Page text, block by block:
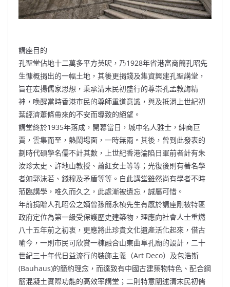
講座目的
孔聖堂佔地十二萬多平方英呎，乃1928年省港富商簡孔昭先
生慷概捐出的一幅土地，其後更捐錢及集資興建孔聖講堂，
旨在宏揚儒家思想，秉承清末民初盛行的尊崇孔孟教誨精
神，喚醒當時香港市民的尊師重道意識，與及抵消上世紀初
葉經濟蕭條帶來的不安而導致的絕望。
講堂終於1935年落成，開幕當日，城中名人雅士，紳商巨
賈，雲集而至，熱鬧場面，一時無兩。其後，曾到此發表的
劃時代碩學名儒不計其數，上世紀香港淪陷日軍前者計有朱
汝珍太史、許地山教授、蕭紅女士等等；光復後則有著名學
者如郭沫若、錢穆及矛盾等等。自此講堂雖然尚有學者不時
蒞臨講學，唯久而久之，此處漸被遺忘，誠屬可惜。
年前捐贈人孔昭公之嫡曾孫簡永楨先生有感於講座剛被特區
政府定位為第一級受保護歷史建築物，理應向社會人士重燃
八十五年前之初衷，更應將此珍貴文化遺產活化起來，借古
喻今，一則市民可欣賞一棟融合山東曲阜孔廟的設計，二十
世紀三十年代日益流行的裝飾主義（Art Deco）及包浩斯
(Bauhaus)的簡約理念，而達致有中國古建築物特色、配合鋼
筋混凝土實際功能的高效率講堂；二則特意闡述清末民初儒